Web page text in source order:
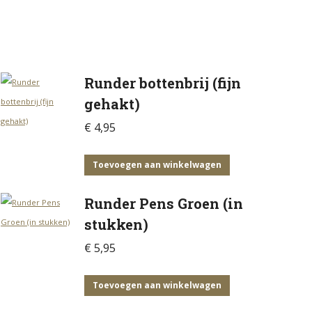
Runder bottenbrij (fijn
gehakt)
€ 4,95
Toevoegen aan winkelwagen
Runder Pens Groen (in
stukken)
€ 5,95
Toevoegen aan winkelwagen